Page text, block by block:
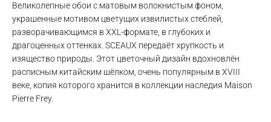
Великолепные обои с матовым волокнистым фоном,
украшенные мотивом цветущих извилистых стеблей,
разворачивающимся в XXL-формате, в глубоких и
драгоценных оттенках. SCEAUX передаёт хрупкость и
изящество природы. Этот цветочный дизайн вдохновлён
расписным китайским шёлком, очень популярным в XVIII
веке, копия которого хранится в коллекции наследия Maison
Pierre Frey.
Max
WhatsApp